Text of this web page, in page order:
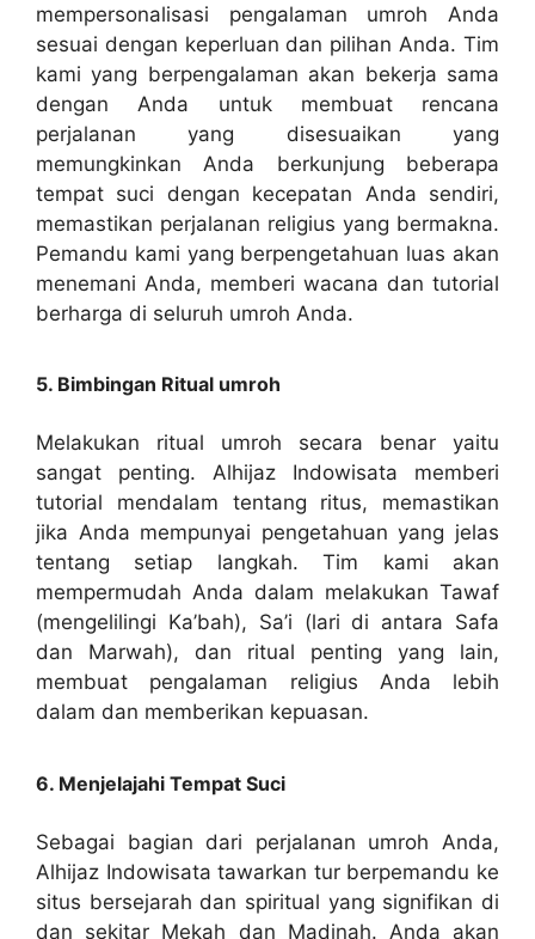
mempersonalisasi pengalaman umroh Anda
sesuai dengan keperluan dan pilihan Anda. Tim
kami yang berpengalaman akan bekerja sama
dengan Anda untuk membuat rencana
perjalanan yang disesuaikan yang
memungkinkan Anda berkunjung beberapa
tempat suci dengan kecepatan Anda sendiri,
memastikan perjalanan religius yang bermakna.
Pemandu kami yang berpengetahuan luas akan
menemani Anda, memberi wacana dan tutorial
berharga di seluruh umroh Anda.
5. Bimbingan Ritual umroh
Melakukan ritual umroh secara benar yaitu
sangat penting. Alhijaz Indowisata memberi
tutorial mendalam tentang ritus, memastikan
jika Anda mempunyai pengetahuan yang jelas
tentang setiap langkah. Tim kami akan
mempermudah Anda dalam melakukan Tawaf
(mengelilingi Ka’bah), Sa’i (lari di antara Safa
dan Marwah), dan ritual penting yang lain,
membuat pengalaman religius Anda lebih
dalam dan memberikan kepuasan.
6. Menjelajahi Tempat Suci
Sebagai bagian dari perjalanan umroh Anda,
Alhijaz Indowisata tawarkan tur berpemandu ke
situs bersejarah dan spiritual yang signifikan di
dan sekitar Mekah dan Madinah. Anda akan